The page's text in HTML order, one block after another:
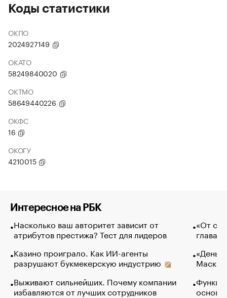
Коды статистики
ОКПО
2024927149
ОКАТО
58249840020
ОКТМО
58649440226
ОКФС
16
ОКОГУ
4210015
Интересное на РБК
Насколько ваш авторитет зависит от
атрибутов престижа? Тест для лидеров
Казино проиграло. Как ИИ-агенты
разрушают букмекерскую индустрию
Выживают сильнейших. Почему компании
избавляются от лучших сотрудников
«От
глава
Маск в
основ